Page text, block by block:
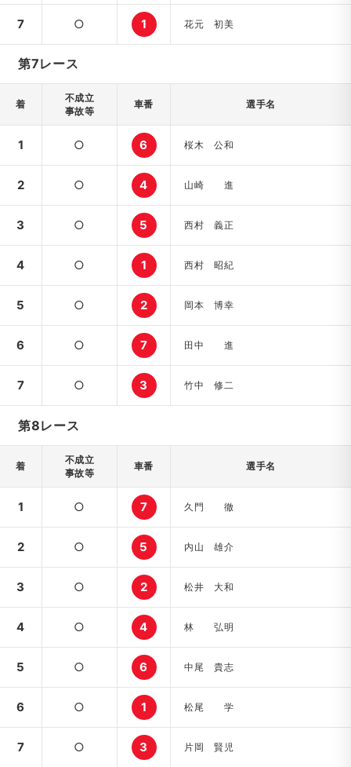
7 ○ 1 花元 初美
第7レース
着
不成立
事故等
車番 選手名
1 ○ 6 桜木 公和
2 ○ 4 山崎 進
3 ○ 5 西村 義正
4 ○ 1 西村 昭紀
5 ○ 2 岡本 博幸
6 ○ 7 田中 進
7 ○ 3 竹中 修二
第8レース
着
不成立
事故等
車番 選手名
1 ○ 7 久門 徹
2 ○ 5 内山 雄介
3 ○ 2 松井 大和
4 ○ 4 林 弘明
5 ○ 6 中尾 貴志
6 ○ 1 松尾 学
7 ○ 3 片岡 賢児